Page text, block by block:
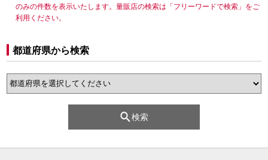
のみの件数を表示いたします。量販店の検索は「フリーワードで検索」をご
利用ください。
都道府県から検索
検索